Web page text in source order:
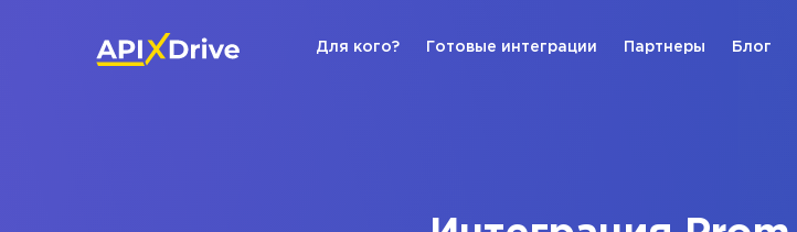
Для кого? Готовые интеграции Партнеры Блог